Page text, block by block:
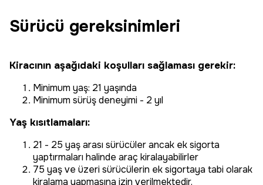
Sürücü gereksinimleri
Kiracının aşağıdaki koşulları sağlaması gerekir:
Minimum yaş: 21 yaşında
Minimum sürüş deneyimi - 2 yıl
Yaş kısıtlamaları:
21 - 25 yaş arası sürücüler ancak ek sigorta
yaptırmaları halinde araç kiralayabilirler
75 yaş ve üzeri sürücülerin ek sigortaya tabi olarak
kiralama yapmasına izin verilmektedir.